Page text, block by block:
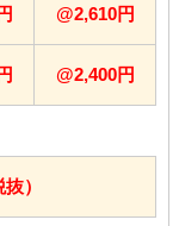
@2,610円
@2,400円
）